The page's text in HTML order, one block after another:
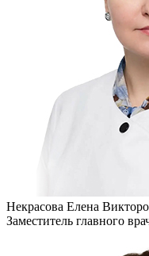
Некрасова Елена
Заместитель главного